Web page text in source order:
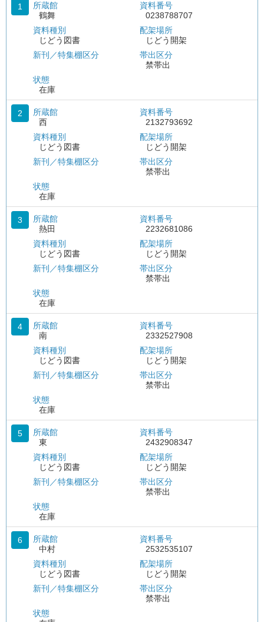
1
所蔵館
鶴舞
資料種別
じどう図書
新刊／特集棚区分
状態
在庫
資料番号
0238788707
配架場所
じどう開架
帯出区分
禁帯出
2
所蔵館
西
資料種別
じどう図書
新刊／特集棚区分
状態
在庫
資料番号
2132793692
配架場所
じどう開架
帯出区分
禁帯出
3
所蔵館
熱田
資料種別
じどう図書
新刊／特集棚区分
状態
在庫
資料番号
2232681086
配架場所
じどう開架
帯出区分
禁帯出
4
所蔵館
南
資料種別
じどう図書
新刊／特集棚区分
状態
在庫
資料番号
2332527908
配架場所
じどう開架
帯出区分
禁帯出
5
所蔵館
東
資料種別
じどう図書
新刊／特集棚区分
状態
在庫
資料番号
2432908347
配架場所
じどう開架
帯出区分
禁帯出
6
所蔵館
中村
資料種別
じどう図書
新刊／特集棚区分
状態
資料番号
2532535107
配架場所
じどう開架
帯出区分
禁帯出